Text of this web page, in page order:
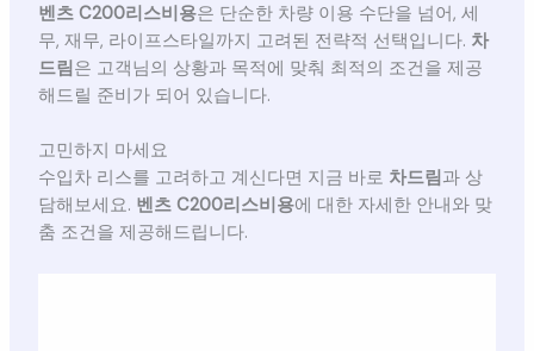
벤츠 C200리스비용은 단순한 차량 이용 수단을 넘어, 세
무, 재무, 라이프스타일까지 고려된 전략적 선택입니다. 차
드림 은 고객님의 상황과 목적에 맞춰 최적의 조건을 제공
해드릴 준비가 되어 있습니다.
고민하지 마세요
수입차 리스를 고려하고 계신다면 지금 바로 차드림 과 상
담해보세요. 벤츠 C200리스비용에 대한 자세한 안내와 맞
춤 조건을 제공해드립니다.